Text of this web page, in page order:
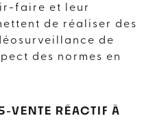
faire et leur
de réaliser des
de
des normes en
VENTE RÉACTIF À